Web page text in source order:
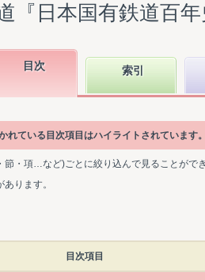
『日本国有鉄道百
目次 索引
れている目次項目はハイライトされています
節・項…など)ごとに絞り込んで見ることがで
ります。
目次項目